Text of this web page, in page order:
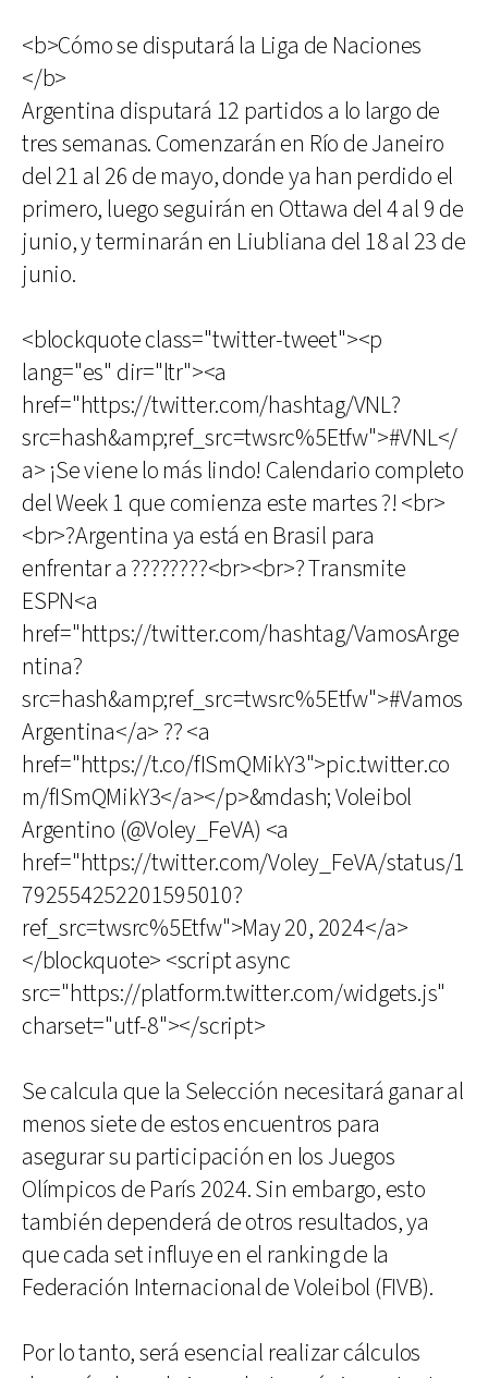
<b>Cómo se disputará la Liga de Naciones
</b>
Argentina disputará 12 partidos a lo largo de
tres semanas. Comenzarán en Río de Janeiro
del 21 al 26 de mayo, donde ya han perdido el
primero, luego seguirán en Ottawa del 4 al 9 de
junio, y terminarán en Liubliana del 18 al 23 de
junio.
<blockquote class="twitter-tweet"><p
lang="es" dir="ltr"><a
href="https://twitter.com/hashtag/VNL?
src=hash&amp;ref_src=twsrc%5Etfw">#VNL</
a> ¡Se viene lo más lindo! Calendario completo
del Week 1 que comienza este martes ?! <br>
<br>?Argentina ya está en Brasil para
enfrentar a ????????<br><br>? Transmite
ESPN<a
href="https://twitter.com/hashtag/VamosArge
ntina?
src=hash&amp;ref_src=twsrc%5Etfw">#Vamos
Argentina</a> ?? <a
href="https://t.co/fISmQMikY3">pic.twitter.co
m/fISmQMikY3</a></p>&mdash; Voleibol
Argentino (@Voley_FeVA) <a
href="https://twitter.com/Voley_FeVA/status/1
792554252201595010?
ref_src=twsrc%5Etfw">May 20, 2024</a>
</blockquote> <script async
src="https://platform.twitter.com/widgets.js"
charset="utf-8"></script>
Se calcula que la Selección necesitará ganar al
menos siete de estos encuentros para
asegurar su participación en los Juegos
Olímpicos de París 2024. Sin embargo, esto
también dependerá de otros resultados, ya
que cada set influye en el ranking de la
Federación Internacional de Voleibol (FIVB).
Por lo tanto, será esencial realizar cálculos